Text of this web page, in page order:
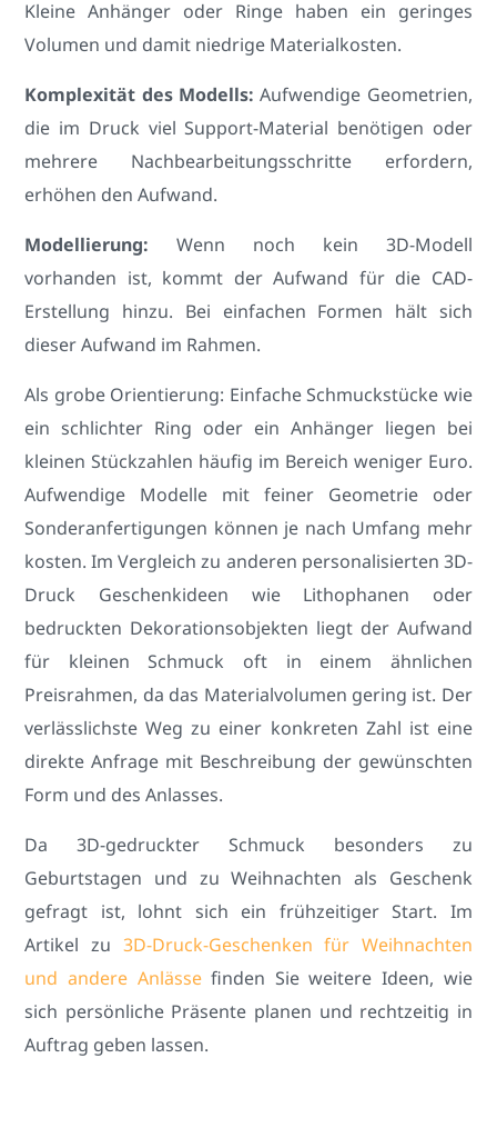
Kleine Anhänger oder Ringe haben ein geringes
Volumen und damit niedrige Materialkosten.
Komplexität des Modells: Aufwendige Geometrien,
die im Druck viel Support-Material benötigen oder
mehrere Nachbearbeitungsschritte erfordern,
erhöhen den Aufwand.
Modellierung: Wenn noch kein 3D-Modell
vorhanden ist, kommt der Aufwand für die CAD-
Erstellung hinzu. Bei einfachen Formen hält sich
dieser Aufwand im Rahmen.
Als grobe Orientierung: Einfache Schmuckstücke wie
ein schlichter Ring oder ein Anhänger liegen bei
kleinen Stückzahlen häufig im Bereich weniger Euro.
Aufwendige Modelle mit feiner Geometrie oder
Sonderanfertigungen können je nach Umfang mehr
kosten. Im Vergleich zu anderen personalisierten 3D-
Druck Geschenkideen wie Lithophanen oder
bedruckten Dekorationsobjekten liegt der Aufwand
für kleinen Schmuck oft in einem ähnlichen
Preisrahmen, da das Materialvolumen gering ist. Der
verlässlichste Weg zu einer konkreten Zahl ist eine
direkte Anfrage mit Beschreibung der gewünschten
Form und des Anlasses.
Da 3D-gedruckter Schmuck besonders zu
Geburtstagen und zu Weihnachten als Geschenk
gefragt ist, lohnt sich ein frühzeitiger Start. Im
Artikel zu 3D-Druck-Geschenken für Weihnachten
und andere Anlässefinden Sie weitere Ideen, wie
sich persönliche Präsente planen und rechtzeitig in
Auftrag geben lassen.